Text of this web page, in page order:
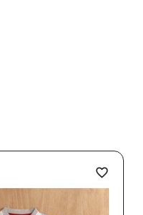
favorite_border